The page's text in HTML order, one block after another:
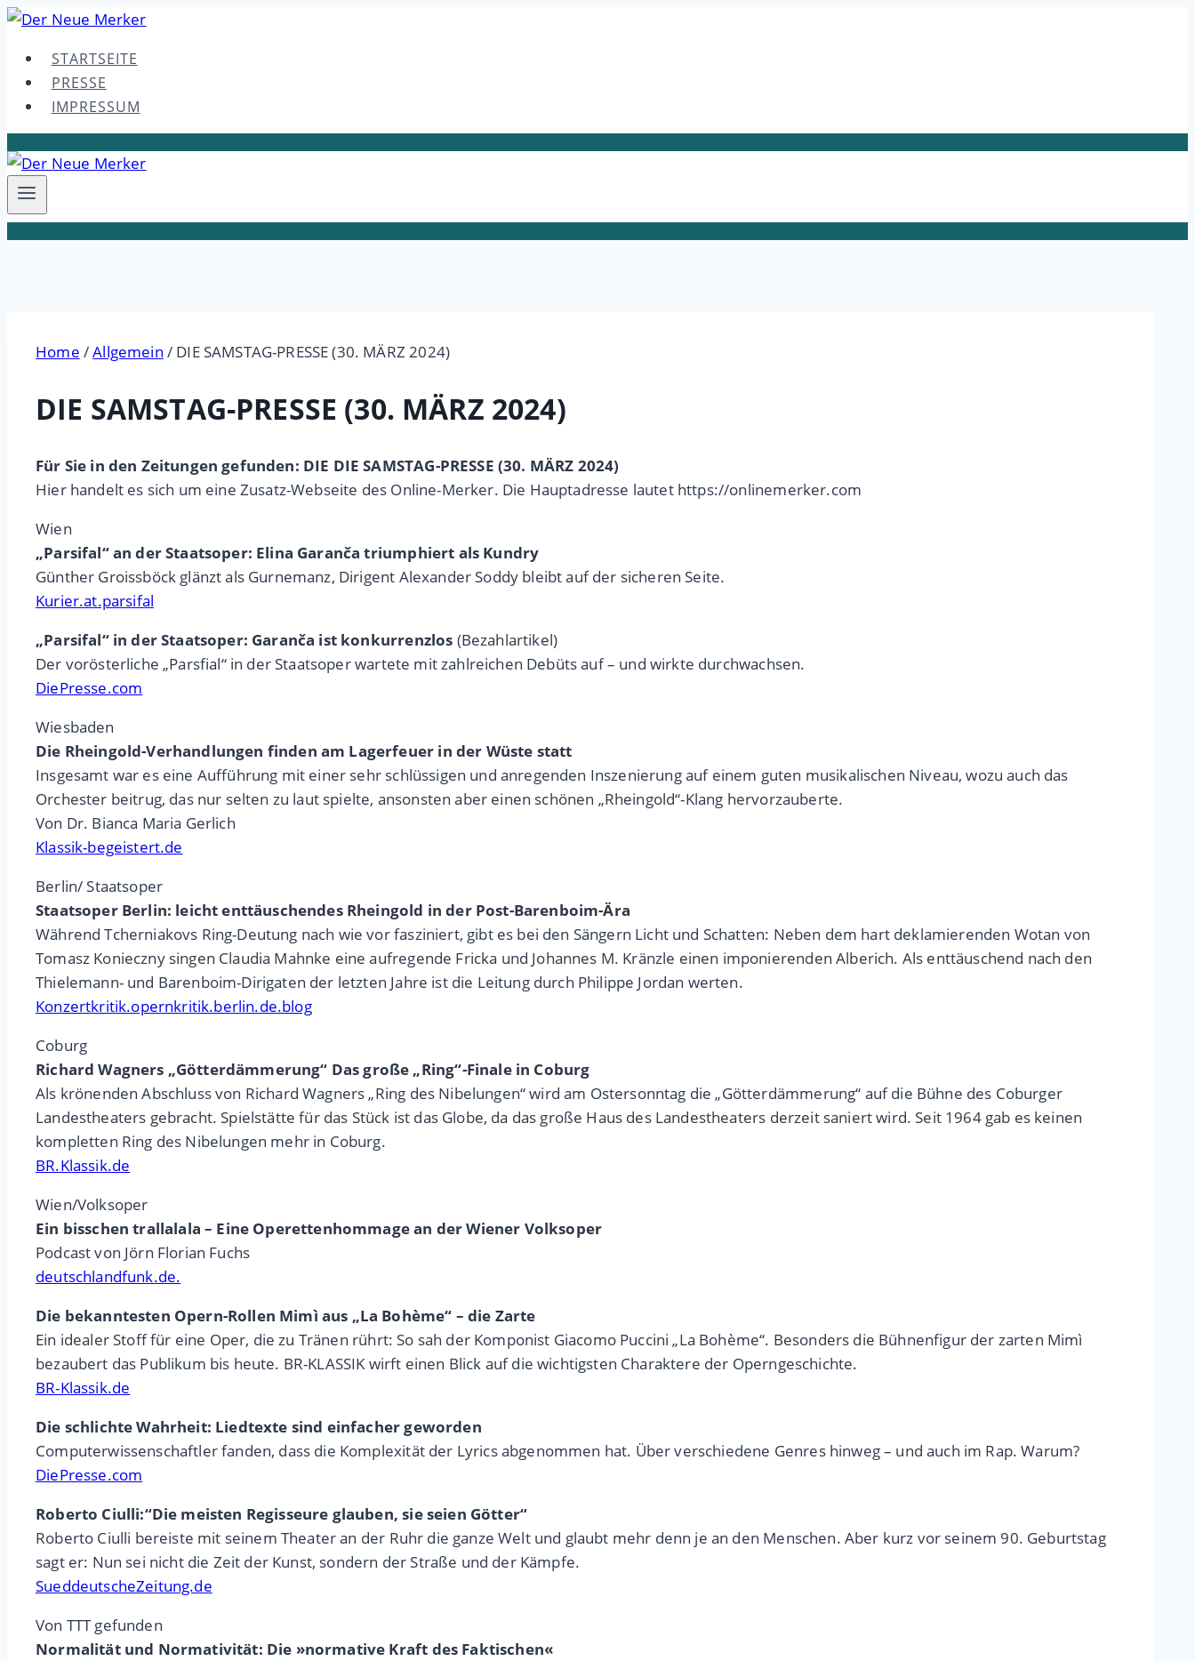
Skip
contentSTARTSEITE
PRESSE
IMPRESSUM
Home /Allgemein / DIE SAMSTAG-PRESSE (30. MÄRZ 2024)
DIE SAMSTAG-PRESSE (30. MÄRZ 2024)
Für Sie in den Zeitungen gefunden: DIE DIE SAMSTAG-PRESSE (30. MÄRZ 2024)
Hier handelt es sich um eine Zusatz-Webseite des Online-Merker. Die Hauptadresse lautet https://onlinemerker.com
Wien
„Parsifal“ an der Staatsoper: Elina Garanča triumphiert als Kundry
Günther Groissböck glänzt als Gurnemanz, Dirigent Alexander Soddy bleibt auf der sicheren Seite.
Kurier.at.parsifal
„Parsifal“ in der Staatsoper: Garanča ist konkurrenzlos (Bezahlartikel)
Der vorösterliche „Parsfial“ in der Staatsoper wartete mit zahlreichen Debüts auf – und wirkte durchwachsen.
DiePresse.com
Wiesbaden
Die Rheingold-Verhandlungen finden am Lagerfeuer in der Wüste statt
Insgesamt war es eine Aufführung mit einer sehr schlüssigen und anregenden Inszenierung auf einem guten musikalischen Niveau, wozu auch das
Orchester beitrug, das nur selten zu laut spielte, ansonsten aber einen schönen „Rheingold“-Klang hervorzauberte.
Von Dr. Bianca Maria Gerlich
Klassik-begeistert.de
Berlin/ Staatsoper
Staatsoper Berlin: leicht enttäuschendes Rheingold in der Post-Barenboim-Ära
Während Tcherniakovs Ring-Deutung nach wie vor fasziniert, gibt es bei den Sängern Licht und Schatten: Neben dem hart deklamierenden Wotan von
Tomasz Konieczny singen Claudia Mahnke eine aufregende Fricka und Johannes M. Kränzle einen imponierenden Alberich. Als enttäuschend nach den
Thielemann- und Barenboim-Dirigaten der letzten Jahre ist die Leitung durch Philippe Jordan werten.
Konzertkritik.opernkritik.berlin.de.blog
Coburg
Richard Wagners „Götterdämmerung“ Das große „Ring“-Finale in Coburg
Als krönenden Abschluss von Richard Wagners „Ring des Nibelungen“ wird am Ostersonntag die „Götterdämmerung“ auf die Bühne des Coburger
Landestheaters gebracht. Spielstätte für das Stück ist das Globe, da das große Haus des Landestheaters derzeit saniert wird. Seit 1964 gab es keinen
kompletten Ring des Nibelungen mehr in Coburg.
BR.Klassik.de
Wien/Volksoper
Ein bisschen trallalala – Eine Operettenhommage an der Wiener Volksoper
Podcast von Jörn Florian Fuchs
deutschlandfunk.de.
Die bekanntesten Opern-Rollen Mimì aus „La Bohème“ – die Zarte
Ein idealer Stoff für eine Oper, die zu Tränen rührt: So sah der Komponist Giacomo Puccini „La Bohème“. Besonders die Bühnenfigur der zarten Mimì
bezaubert das Publikum bis heute. BR-KLASSIK wirft einen Blick auf die wichtigsten Charaktere der Operngeschichte.
BR-Klassik.de
Die schlichte Wahrheit: Liedtexte sind einfacher geworden
Computerwissenschaftler fanden, dass die Komplexität der Lyrics abgenommen hat. Über verschiedene Genres hinweg – und auch im Rap. Warum?
DiePresse.com
Roberto Ciulli:“Die meisten Regisseure glauben, sie seien Götter“
Roberto Ciulli bereiste mit seinem Theater an der Ruhr die ganze Welt und glaubt mehr denn je an den Menschen. Aber kurz vor seinem 90. Geburtstag
sagt er: Nun sei nicht die Zeit der Kunst, sondern der Straße und der Kämpfe.
SueddeutscheZeitung.de
Von TTT gefunden
Normalität und Normativität: Die »normative Kraft des Faktischen«